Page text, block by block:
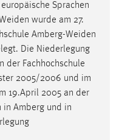
Sprachen
wurde am 27.
Amberg-Weiden
Die Niederlegung
der Fachhochschule
2005/2006 und im
19.April 2005 an der
in Amberg und in